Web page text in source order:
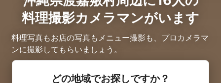
料理撮影カメラマンがいます
料理写真もお店の写真もメニュー撮影も、プロカメラマ
ンに撮影してもらいましょう。
どの地域でお探しですか？